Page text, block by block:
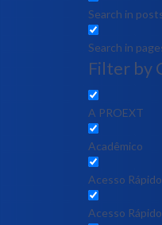
Search in
Search in
Filter by
A PROEXT
Acadêmico
Acesso Rápido
Acesso